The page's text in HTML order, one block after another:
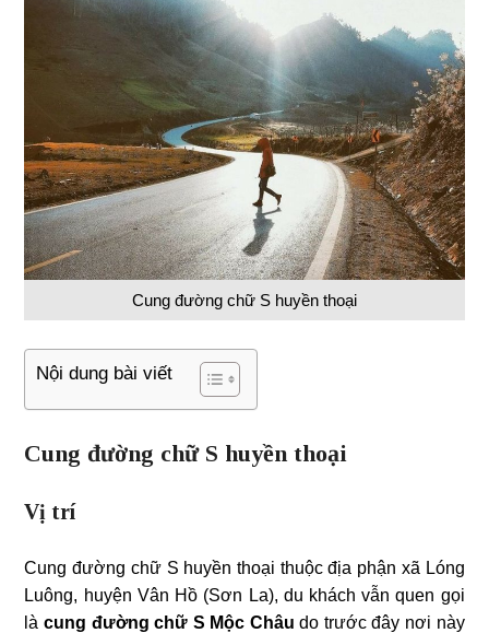
Cung đường chữ S huyền thoại
Nội dung bài viết
Cung đường chữ S huyền thoại
Vị trí
Cung đường chữ S huyền thoại thuộc địa phận xã Lóng
Luông, huyện Vân Hồ (Sơn La), du khách vẫn quen gọi
là cung đường chữ S Mộc Châu do trước đây nơi này